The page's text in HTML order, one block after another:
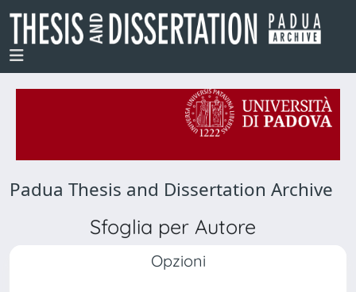
Padua Thesis and Dissertation Archive
Sfoglia per Autore
Opzioni